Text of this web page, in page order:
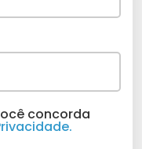
concorda